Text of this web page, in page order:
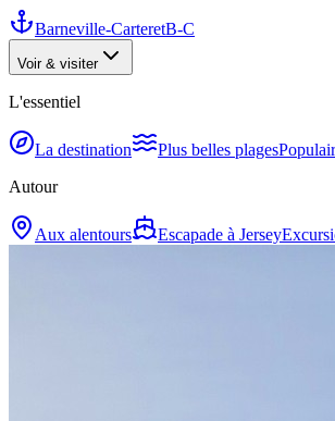
Barneville-CarteretB-C
Voir & visiter
L'essentiel
La destination Plus belles plages
Autour
Aux alentours Escapade à Jersey